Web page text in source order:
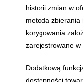
historii zmian w
metoda zbierania
korygowania
zarejestrowane w
Dodatkową
dostępności